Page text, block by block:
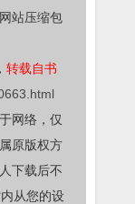
站压缩包
转载自书
网络，仅
原版权方
下载后不
从您的设